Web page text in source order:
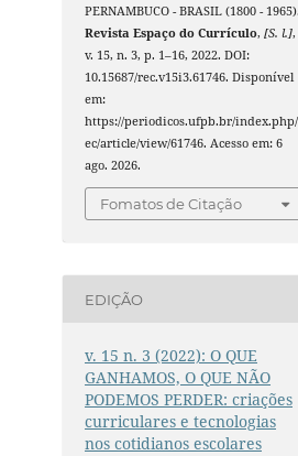
PERNAMBUCO - BRASIL (1800 - 1965).
Revista Espaço do Currículo,[S. l.],
v. 15, n. 3, p. 1–16, 2022. DOI:
10.15687/rec.v15i3.61746. Disponível
em:
https://periodicos.ufpb.br/
ec/article/view/61746. Acesso em: 6
ago. 2026.
Fomatos de Citação
EDIÇÃO
v. 15 n. 3 (2022): O QUE
GANHAMOS, O QUE NÃO
PODEMOS PERDER: criações
curriculares e tecnologias
nos cotidianos escolares